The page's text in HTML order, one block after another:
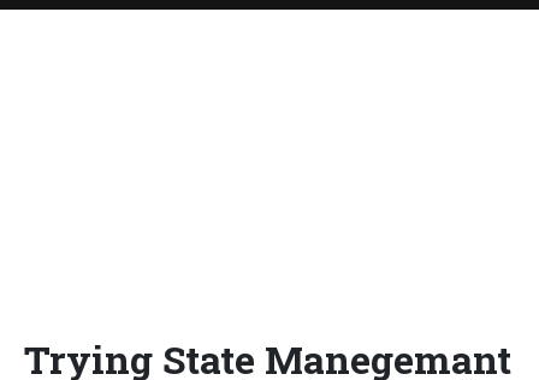
Trying State Manegemant